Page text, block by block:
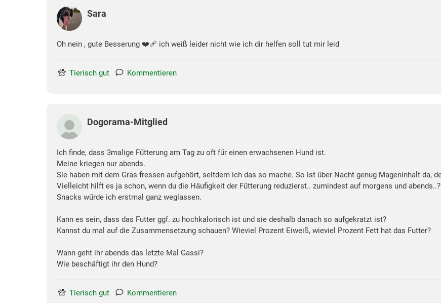
Sara
Oh nein , gute Besserung ❤️‍🩹 ich weiß leider nicht wie ich dir helfen soll tut mir leid
Tierisch gut Kommentieren
Dogorama-Mitglied
Ich finde, dass 3malige Fűtterung am Tag zu oft fűr einen erwachsenen Hund ist.
Meine kriegen nur abends.
Sie haben mit dem Gras fressen aufgehört, seitdem ich das so mache. So ist űber Nacht genug Mageninhalt da,
Vielleicht hilft es ja schon, wenn du die Häufigkeit der Fűtterung reduzierst.. zumindest auf morgens und abends..?
Snacks wűrde ich erstmal ganz weglassen.
Kann es sein, dass das Futter ggf. zu hochkalorisch ist und sie deshalb danach so aufgekratzt ist?
Kannst du mal auf die Zusammensetzung schauen? Wieviel Prozent Eiweiß, wieviel Prozent Fett hat das Futter?
Wann geht ihr abends das letzte Mal Gassi?
Wie beschäftigt ihr den Hund?
Tierisch gut Kommentieren